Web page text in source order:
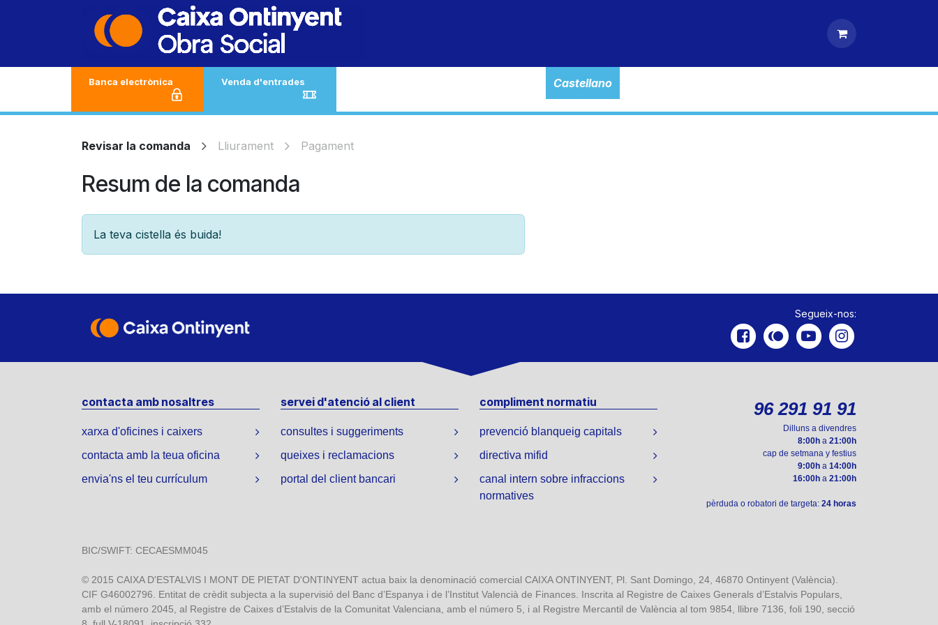
Banca electrònica Venda d'entrades Castellano
Revisar la comanda Lliurament Pagament
Resum de la comanda
La teva cistella és buida!
Segueix-nos:
contacta amb nosaltres
xarxa d'oficines i caixers
contacta amb la teua oficina
envia'ns el teu currículum
servei d'atenció al client
consultes i suggeriments
queixes i reclamacions
portal del client bancari
compliment normatiu
prevenció blanqueig capitals
directiva mifid
canal intern sobre infraccions
normatives
96 291 91 91
Dilluns a divendres
8:00h a 21:00h
cap de setmana y festius
9:00h a 14:00h
16:00h a 21:00h
pèrduda o robatori de targeta: 24 horas
BIC/SWIFT: CECAESMM045
© 2015 CAIXA D'ESTALVIS I MONT DE PIETAT D'ONTINYENT actua baix la denominació comercial CAIXA ONTINYENT, Pl. Sant Domingo, 24, 46870 Ontinyent (València).
CIF G46002796. Entitat de crèdit subjecta a la supervisió del Banc d’Espanya i de l’Institut Valencià de Finances. Inscrita al Registre de Caixes Generals d’Estalvis Populars,
amb el número 2045, al Registre de Caixes d’Estalvis de la Comunitat Valenciana, amb el número 5, i al Registre Mercantil de València al tom 9854, llibre 7136, foli 190, secció